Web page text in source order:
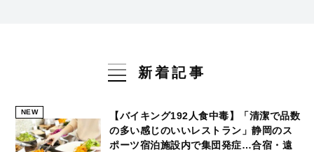
新着記事
NEW
【バイキング192人食中毒】「清潔で品数
の多い感じのいいレストラン」静岡のス
ポーツ宿泊施設内で集団発症…合宿・遠